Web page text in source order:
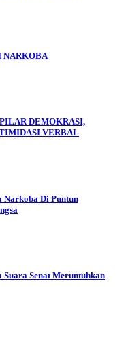
NARKOBA
DEMOKRASI,
VERBAL
Narkoba Di Puntun
Senat Meruntuhkan